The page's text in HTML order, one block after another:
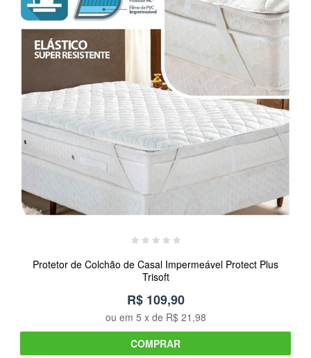
Protetor de Colchão de Casal Impermeável Protect Plus
Trisoft
R$ 109,90
ou em 5 x de R$ 21,98
COMPRAR